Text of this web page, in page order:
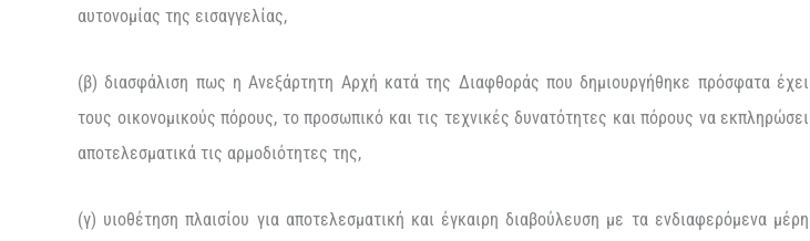
αυτονομίας της εισαγγελίας,
(β) διασφάλιση πως η Ανεξάρτητη Αρχή κατά της Διαφθοράς που δημιουργήθηκε πρόσφατα έχει
τους οικονομικούς πόρους, το προσωπικό και τις τεχνικές δυνατότητες και πόρους να εκπληρώσει
αποτελεσματικά τις αρμοδιότητες της,
(γ) υιοθέτηση πλαισίου για αποτελεσματική και έγκαιρη διαβούλευση με τα ενδιαφερόμενα μέρη